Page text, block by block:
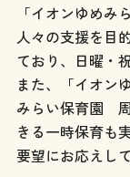
「イオンゆめみ
人々の支援を目
ており、日曜・
また、「イオン
みらい保育園
きる一時保育も
要望にお応えし